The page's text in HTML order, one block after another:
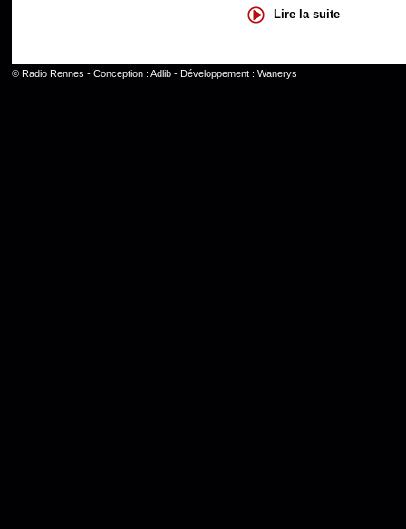
Lire la suite
© Radio Rennes - Conception : Adlib- Développement : Wanerys